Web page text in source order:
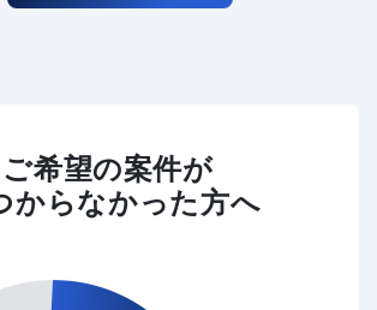
ご希望の案件が
からなかった方へ